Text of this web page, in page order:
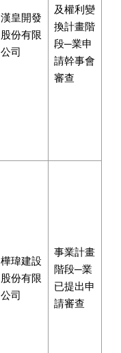
漢皇開發
股份有限
公司
及權利變
換計畫階
段─業申
請幹事會
審查
樺瑋建設
股份有限
公司
事業計畫
階段─業
已提出申
請審查